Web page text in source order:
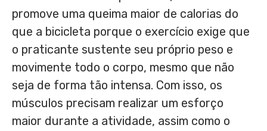
promove uma queima maior de calorias do
que a bicicleta porque o exercício exige que
o praticante sustente seu próprio peso e
movimente todo o corpo, mesmo que não
seja de forma tão intensa. Com isso, os
músculos precisam realizar um esforço
maior durante a atividade, assim como o